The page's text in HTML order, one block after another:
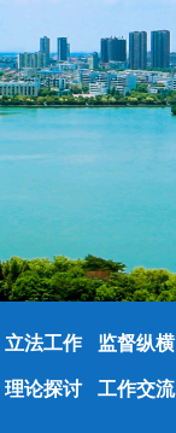
立法工作 监督纵横
理论探讨 工作交流